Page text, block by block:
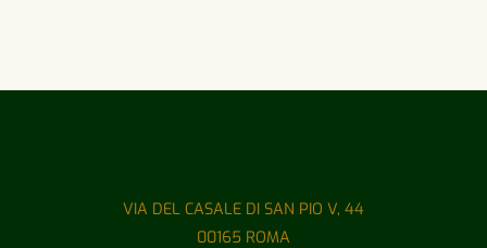
VIA DEL CASALE DI SAN PIO V, 44
00165 ROMA